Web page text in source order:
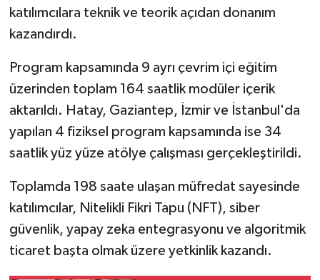
katılımcılara teknik ve teorik açıdan donanım
kazandırdı.
Program kapsamında 9 ayrı çevrim içi eğitim
üzerinden toplam 164 saatlik modüler içerik
aktarıldı. Hatay, Gaziantep, İzmir ve İstanbul'da
yapılan 4 fiziksel program kapsamında ise 34
saatlik yüz yüze atölye çalışması gerçekleştirildi.
Toplamda 198 saate ulaşan müfredat sayesinde
katılımcılar, Nitelikli Fikri Tapu (NFT), siber
güvenlik, yapay zeka entegrasyonu ve algoritmik
ticaret başta olmak üzere yetkinlik kazandı.